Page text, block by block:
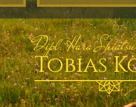
& WORKSHOPS
Dipl. Hara
Tobias